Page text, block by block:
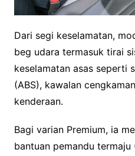
Dari segi keselamatan,
beg udara termasuk tirai
keselamatan asas seperti
(ABS), kawalan
kenderaan.
Bagi varian Premium, ia
bantuan pemandu